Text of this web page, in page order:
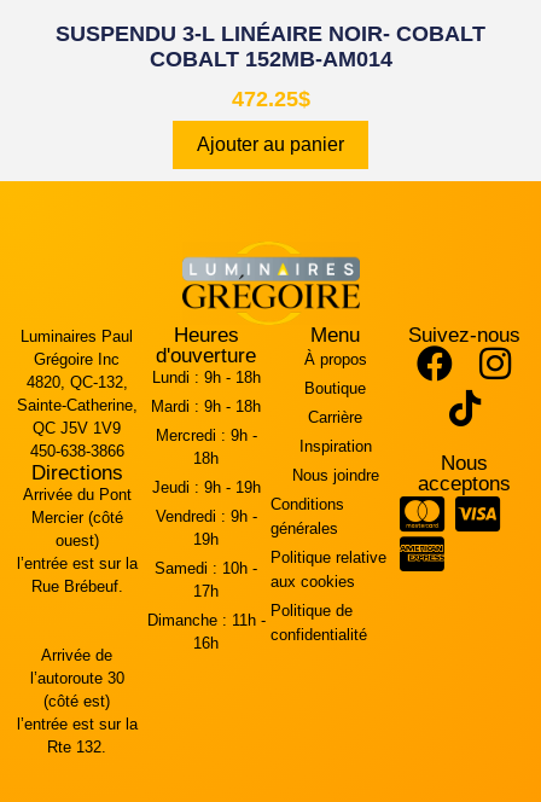
SUSPENDU 3-L LINÉAIRE NOIR- COBALT
COBALT 152MB-AM014
472.25$
Ajouter au panier
Luminaires Paul
Grégoire Inc
4820, QC-132,
Sainte-Catherine,
QC J5V 1V9
450-638-3866
Directions
Arrivée du Pont
Mercier (côté
ouest)
l’entrée est sur la
Rue Brébeuf.
Arrivée de
l’autoroute 30
(côté est)
l’entrée est sur la
Rte 132.
Heures
d'ouverture
Lundi : 9h - 18h
Mardi : 9h - 18h
Mercredi : 9h -
18h
Jeudi : 9h - 19h
Vendredi : 9h -
19h
Samedi : 10h -
17h
Dimanche : 11h -
16h
Menu
À propos
Boutique
Carrière
Inspiration
Nous joindre
Conditions
générales
Politique relative
aux cookies
Politique de
confidentialité
Suivez-nous
Nous
acceptons